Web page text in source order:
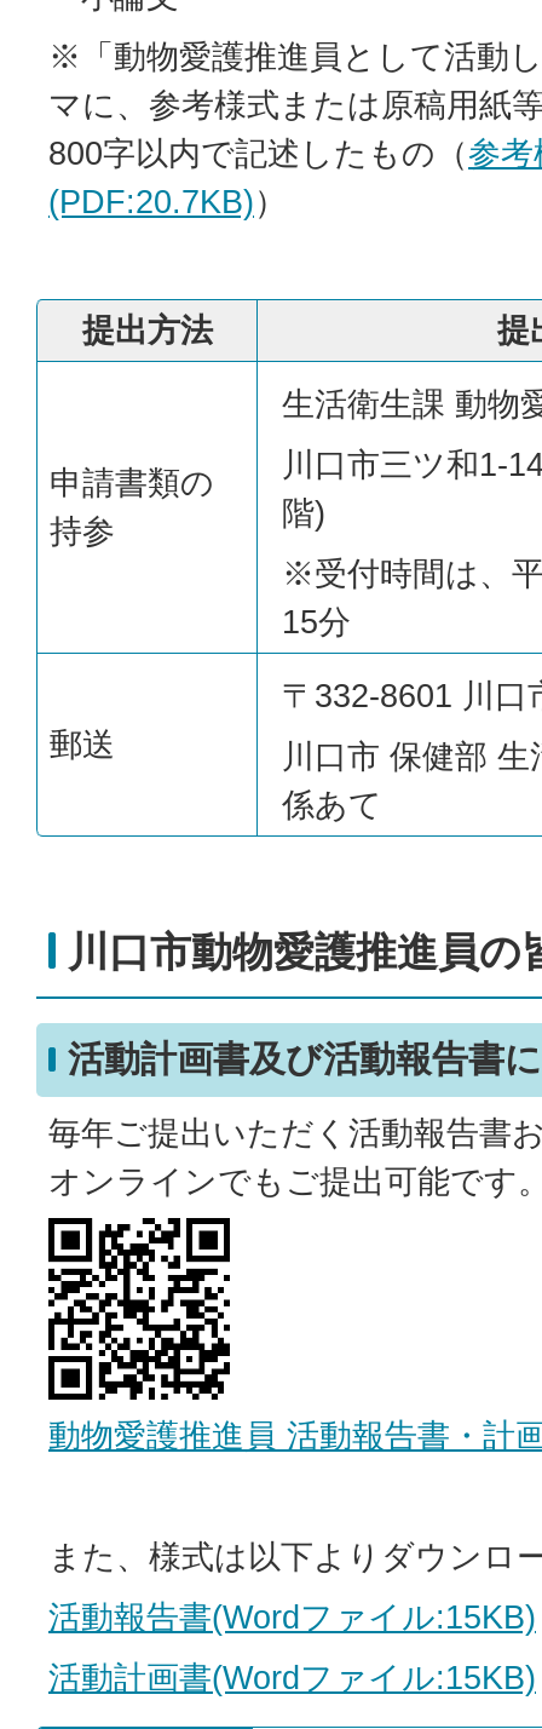
※「動物愛護推進員として活動
マに、参考様式または原稿用紙
800字以内で記述したもの（参考
(PDF:20.7KB)）
提出方法 提
申請書類の
持参
生活衛生課 動物
川口市三ツ和1-
階)
※受付時間は、
15分
郵送
〒332-8601 川口
川口市 保健部
係あて
川口市動物愛護推進員の
活動計画書及び活動報告書
毎年ご提出いただく活動報告書
オンラインでもご提出可能です
動物愛護推進員 活動報告書・計
また、様式は以下よりダウンロ
活動報告書(Wordファイル:15KB)
活動計画書(Wordファイル:15KB)